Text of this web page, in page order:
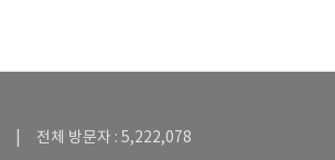
| 전체 방문자 : 5,222,078